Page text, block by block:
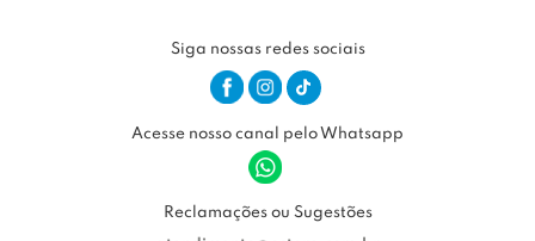
Siga nossas redes sociais
Acesse nosso canal pelo Whatsapp
Reclamações ou Sugestões